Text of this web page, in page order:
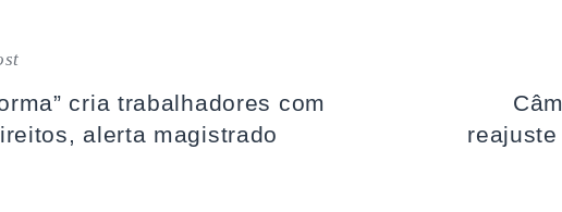
cria trabalhadores com
alerta magistrado